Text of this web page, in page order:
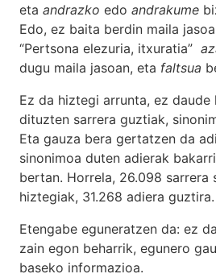
eta andrazko edo andrakume
Edo, ez baita berdin maila
“Pertsona elezuria, itxuratia”
dugu maila jasoan, eta faltsua
Ez da hiztegi arrunta, ez
dituzten sarrera guztiak,
Eta gauza bera gertatzen da
sinonimoa duten adierak
bertan. Horrela, 26.098 sarrera
hiztegiak, 31.268 adiera guztira.
Etengabe eguneratzen da: ez
zain egon beharrik, egunero
baseko informazioa.